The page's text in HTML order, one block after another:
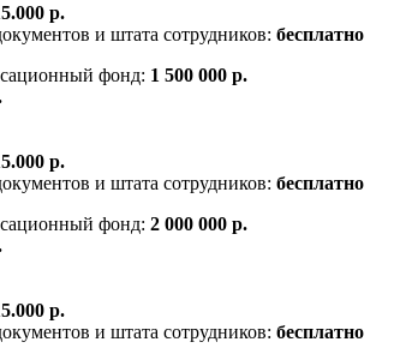
р.
и штата сотрудников: бесплатно
фонд: 1 500 000 р.
р.
и штата сотрудников: бесплатно
фонд: 2 000 000 р.
р.
и штата сотрудников: бесплатно